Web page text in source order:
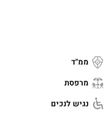
ממ"ד
מרפסת
נגיש לנכים